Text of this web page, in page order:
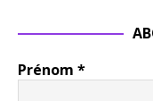
Prénom *